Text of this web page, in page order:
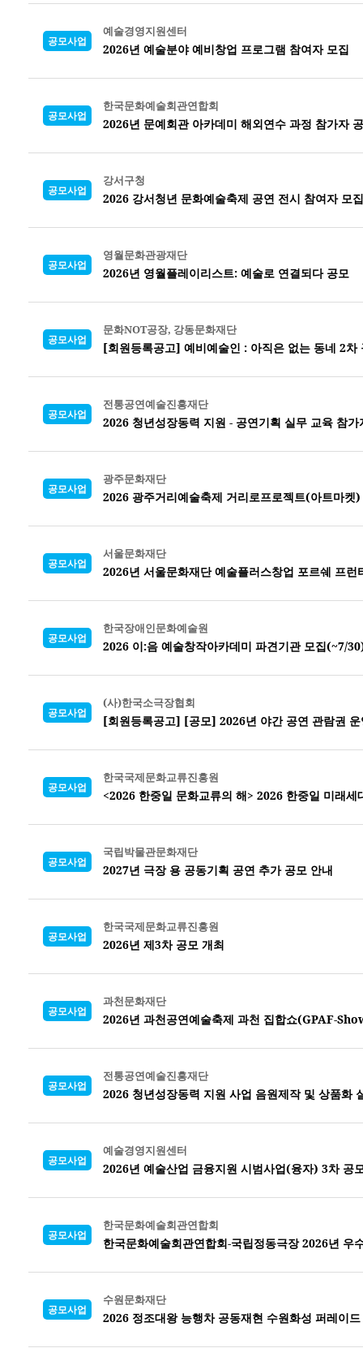
공모사업
예술경영지원센터
2026년 예술분야 예비창업 프로그램 참여자 모집
공모사업
한국문화예술회관연합회
2026년 문예회관 아카데미 해외연수 과정 참가자
공모사업
강서구청
2026 강서청년 문화예술축제 공연 전시 참여자 모집
공모사업
영월문화관광재단
2026년 영월플레이리스트: 예술로 연결되다 공모
공모사업
문화NOT공장, 강동문화재단
[회원등록공고] 예비예술인 : 아직은 없는 동네 2차
공모사업
전통공연예술진흥재단
2026 청년성장동력 지원 - 공연기획 실무 교육 참가
공모사업
광주문화재단
2026 광주거리예술축제 거리로프로젝트(아트마켓
공모사업
서울문화재단
2026년 서울문화재단 예술플러스창업 포르쉐 프런
공모사업
한국장애인문화예술원
2026 이:음 예술창작아카데미 파견기관 모집(~7/
공모사업
(사)한국소극장협회
[회원등록공고] [공모] 2026년 야간 공연 관람권 운
공모사업
한국국제문화교류진흥원
<2026 한중일 문화교류의 해> 2026 한중일 미래
공모사업
국립박물관문화재단
2027년 극장 용 공동기획 공연 추가 공모 안내
공모사업
한국국제문화교류진흥원
2026년 제3차 공모 개최
공모사업
과천문화재단
2026년 과천공연예술축제 과천 집합쇼(GPAF-
공모사업
전통공연예술진흥재단
2026 청년성장동력 지원 사업 음원제작 및 상품화
공모사업
예술경영지원센터
2026년 예술산업 금융지원 시범사업(융자) 3차 공
공모사업
한국문화예술회관연합회
한국문화예술회관연합회-국립정동극장 2026년 우
공모사업
수원문화재단
2026 정조대왕 능행차 공동재현 수원화성 퍼레이